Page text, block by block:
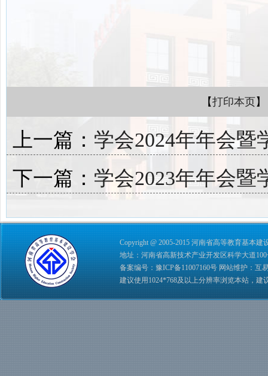
【打印本页
上一篇： 学会2024年年会暨
下一篇： 学会2023年年会暨
Copyright @ 2005-2015 河南省高等教育基本建
地址：河南省高新技术产业开发区科学大道100
备案编号： 豫ICP备11007160号 网站维护： 互
建议使用1024*768及以上分辨率浏览本站，建